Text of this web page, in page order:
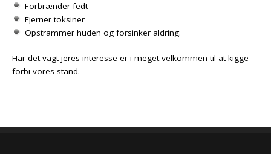
Forbrænder fedt
Fjerner toksiner
Opstrammer huden og forsinker aldring.
Har det vagt jeres interesse er i meget velkommen til at kigge
forbi vores stand.